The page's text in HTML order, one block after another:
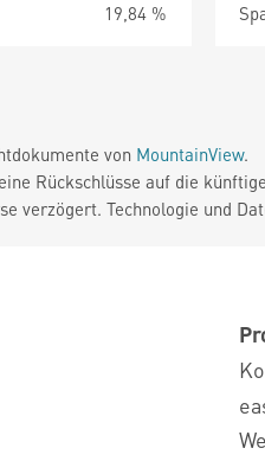
19,84 %
von MountainView.
Rückschlüsse auf die
verzögert. Technologie und